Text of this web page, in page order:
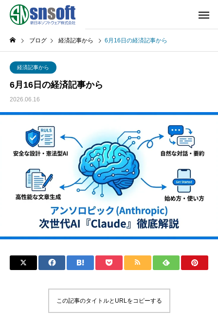
ブログ 経済記事から 6月16日の経済記事から
経済記事から
6月16日の経済記事から
2026.06.16
この記事のタイトルとURLをコピーする